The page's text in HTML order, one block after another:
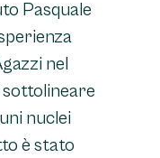
Pasquale
nel
nuclei
è stato